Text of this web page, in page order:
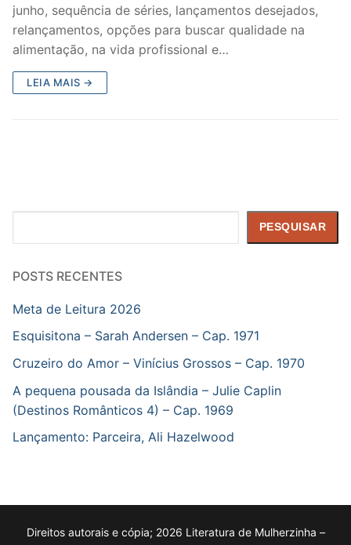
junho, sequência de séries, lançamentos desejados,
relançamentos, opções para buscar qualidade na
alimentação, na vida profissional e…
LEIA MAIS →
PESQUISAR
POSTS RECENTES
Meta de Leitura 2026
Esquisitona – Sarah Andersen – Cap. 1971
Cruzeiro do Amor – Vinícius Grossos – Cap. 1970
A pequena pousada da Islândia – Julie Caplin
(Destinos Românticos 4) – Cap. 1969
Lançamento: Parceira, Ali Hazelwood
Direitos autorais e cópia; 2026 Literatura de Mulherzinha –